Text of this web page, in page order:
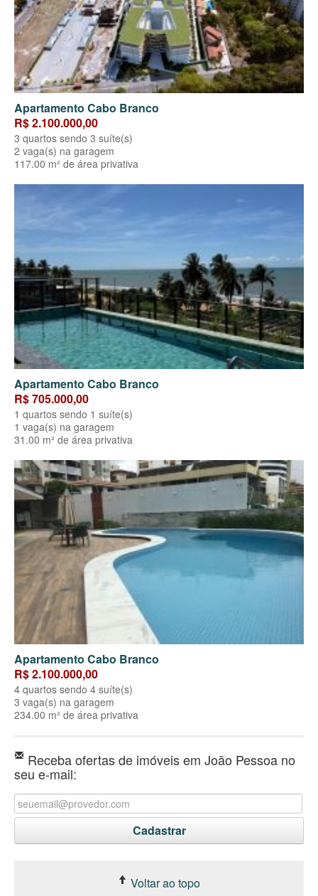
Apartamento Cabo Branco
R$ 2.100.000,00
3 quartos sendo 3 suíte(s)
2 vaga(s) na garagem
117.00 m² de área privativa
Apartamento Cabo Branco
R$ 705.000,00
1 quartos sendo 1 suíte(s)
1 vaga(s) na garagem
31.00 m² de área privativa
Apartamento Cabo Branco
R$ 2.100.000,00
4 quartos sendo 4 suíte(s)
3 vaga(s) na garagem
234.00 m² de área privativa
Receba ofertas de imóveis em João Pessoa no
seu e-mail:
Voltar ao topo